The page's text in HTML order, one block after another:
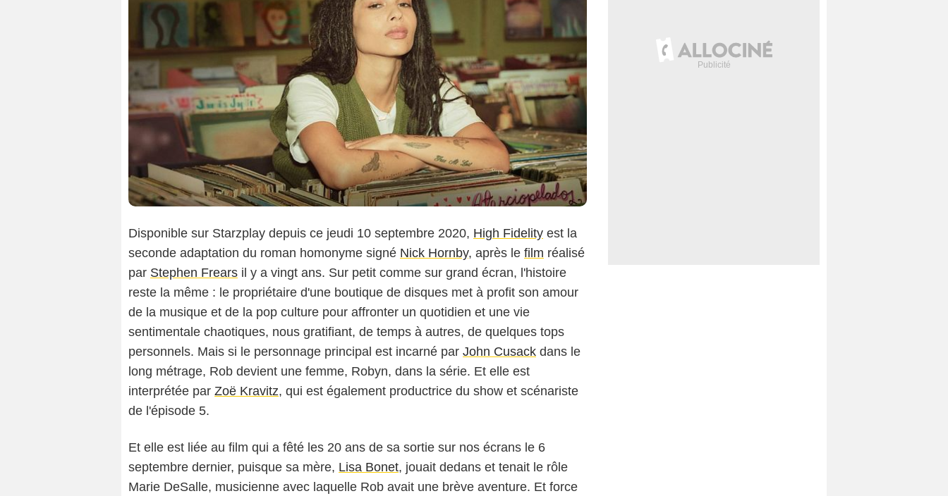
Disponible sur Starzplay depuis ce jeudi 10 septembre 2020, High Fidelity est la
seconde adaptation du roman homonyme signé Nick Hornby, après le film réalisé
par Stephen Frears il y a vingt ans. Sur petit comme sur grand écran, l'histoire
reste la même : le propriétaire d'une boutique de disques met à profit son amour
de la musique et de la pop culture pour affronter un quotidien et une vie
sentimentale chaotiques, nous gratifiant, de temps à autres, de quelques tops
personnels. Mais si le personnage principal est incarné par John Cusack dans le
long métrage, Rob devient une femme, Robyn, dans la série. Et elle est
interprétée par Zoë Kravitz, qui est également productrice du show et scénariste
de l'épisode 5.
Et elle est liée au film qui a fêté les 20 ans de sa sortie sur nos écrans le 6
septembre dernier, puisque sa mère, Lisa Bonet, jouait dedans et tenait le rôle
Marie DeSalle, musicienne avec laquelle Rob avait une brève aventure. Et force
Gaumont Buena Vista International (GBVI) / Hulu / Starzplay